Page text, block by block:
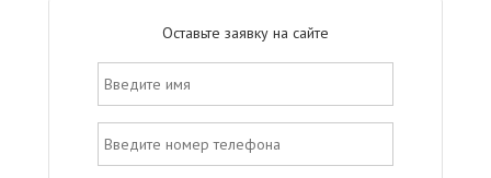
Оставьте заявку на сайте